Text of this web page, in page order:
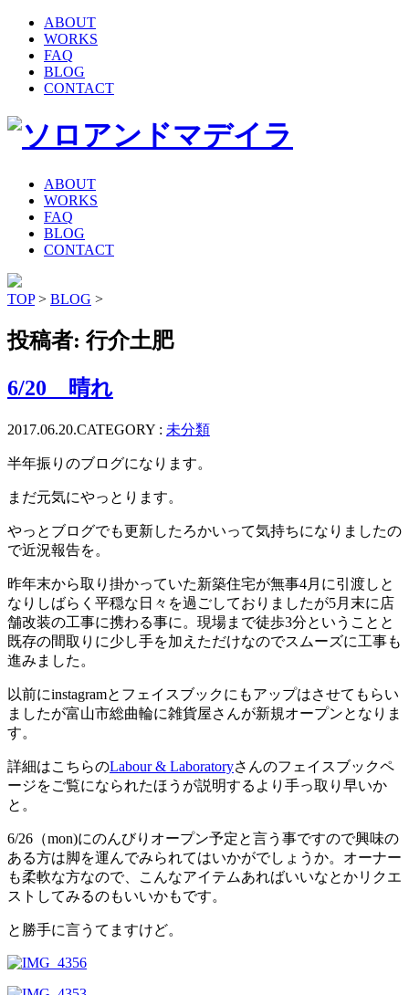
ABOUT
WORKS
FAQ
BLOG
CONTACT
ABOUT
WORKS
FAQ
BLOG
CONTACT
TOP> BLOG >
投稿者: 行介土肥
6/20 晴れ
2017.06.20.CATEGORY : 未分類
半年振りのブログになります。
まだ元気にやっとります。
やっとブログでも更新したろかいって気持ちになりましたの
で近況報告を。
昨年末から取り掛かっていた新築住宅が無事4月に引渡しと
なりしばらく平穏な日々を過ごしておりましたが5月末に店
舗改装の工事に携わる事に。現場まで徒歩3分ということと
既存の間取りに少し手を加えただけなのでスムーズに工事も
進みました。
以前にinstagramとフェイスブックにもアップはさせてもらい
ましたが富山市総曲輪に雑貨屋さんが新規オープンとなりま
す。
詳細はこちらのLabour & Laboratoryさんのフェイスブックペ
ージをご覧になられたほうが説明するより手っ取り早いか
と。
6/26（mon)にのんびりオープン予定と言う事ですので興味の
ある方は脚を運んでみられてはいかがでしょうか。オーナー
も柔軟な方なので、こんなアイテムあればいいなとかリクエ
ストしてみるのもいいかもです。
と勝手に言うてますけど。